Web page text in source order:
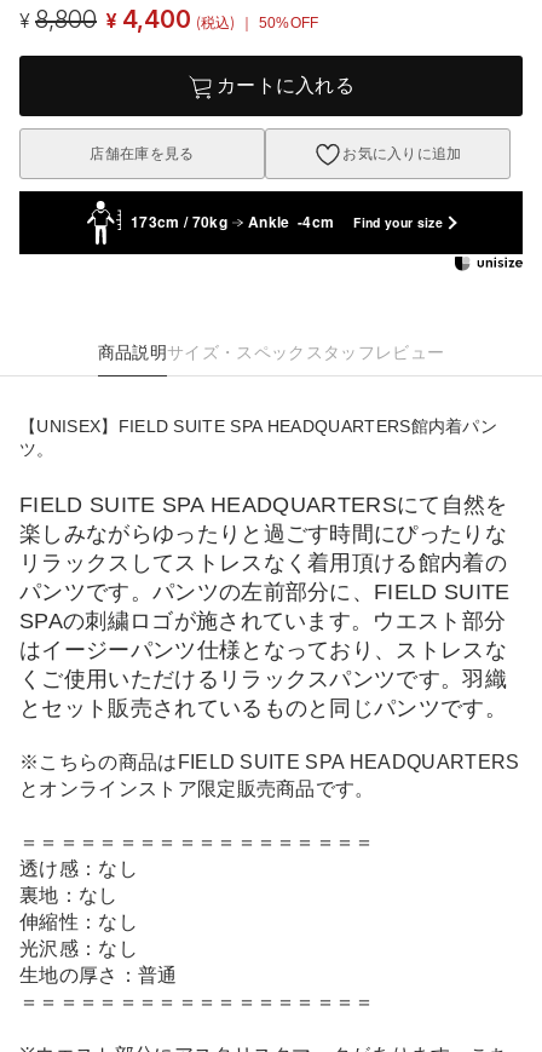
¥ 8,800 ¥ 4,400 (税込) ｜ 50%OFF
カートに入れる
店舗在庫を見る お気に入りに追加
173cm / 70kg Ankle -4cm Find your size
商品説明サイズ・スペック スタッフレビュー
【UNISEX】FIELD SUITE SPA HEADQUARTERS館内着パン
ツ。
FIELD SUITE SPA HEADQUARTERSにて自然を
楽しみながらゆったりと過ごす時間にぴったりな
リラックスしてストレスなく着用頂ける館内着の
パンツです。パンツの左前部分に、FIELD SUITE
SPAの刺繍ロゴが施されています。ウエスト部分
はイージーパンツ仕様となっており、ストレスな
くご使用いただけるリラックスパンツです。羽織
とセット販売されているものと同じパンツです。
※こちらの商品はFIELD SUITE SPA HEADQUARTERS
とオンラインストア限定販売商品です。
＝＝＝＝＝＝＝＝＝＝＝＝＝＝＝＝＝＝
透け感：なし
裏地：なし
伸縮性：なし
光沢感：なし
生地の厚さ：普通
＝＝＝＝＝＝＝＝＝＝＝＝＝＝＝＝＝＝